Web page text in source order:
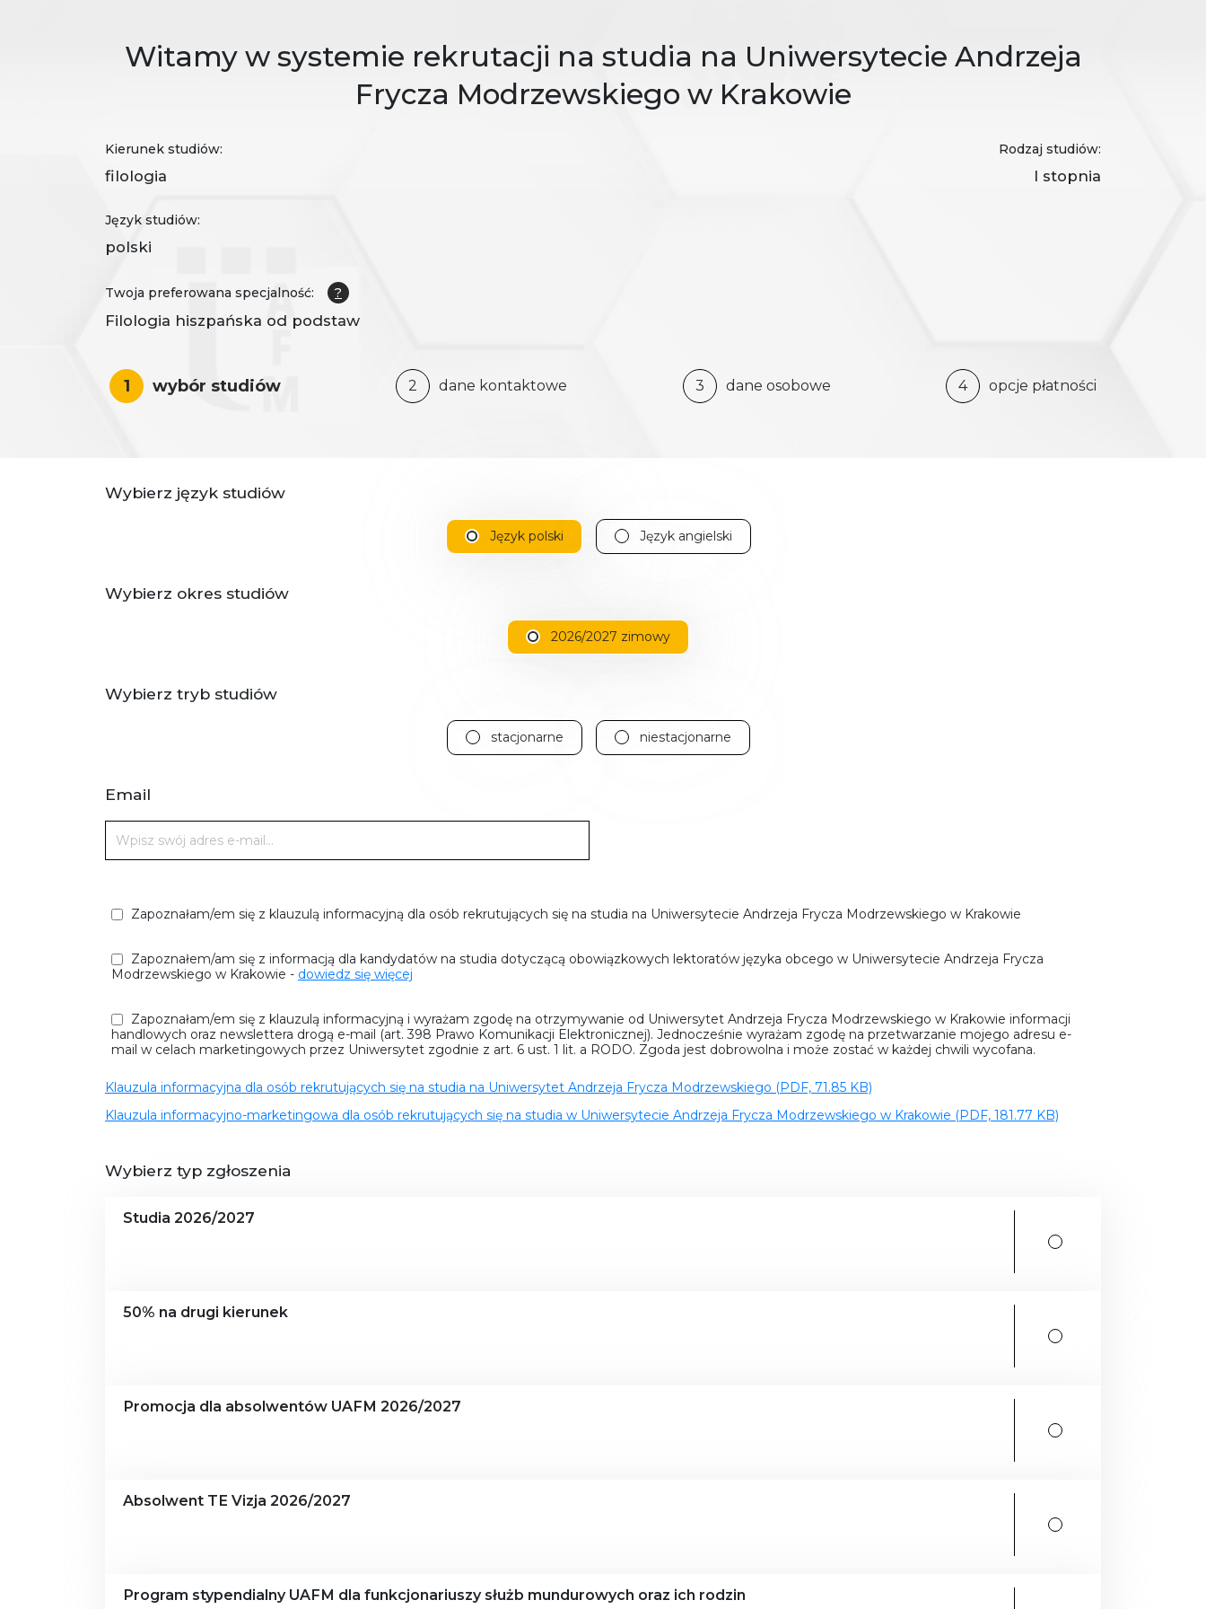
Witamy w systemie rekrutacji na studia na Uniwersytecie Andrzeja
Frycza Modrzewskiego w Krakowie
Kierunek studiów:
filologia
Rodzaj studiów:
I stopnia
Język studiów:
polski
Twoja preferowana specjalność: ?
Filologia hiszpańska od podstaw
1 wybór studiów 2 dane kontaktowe 3 dane osobowe 4 opcje płatności
Wybierz język studiów
Język polski Język angielski
Wybierz okres studiów
2026/2027 zimowy
Wybierz tryb studiów
stacjonarne niestacjonarne
Email
Zapoznałam/em się z klauzulą informacyjną dla osób rekrutujących się na studia na Uniwersytecie Andrzeja Frycza Modrzewskiego w Krakowie
Zapoznałem/am się z informacją dla kandydatów na studia dotyczącą obowiązkowych lektoratów języka obcego w Uniwersytecie Andrzeja Frycza
Modrzewskiego w Krakowie - dowiedz się więcej
Zapoznałam/em się z klauzulą informacyjną i wyrażam zgodę na otrzymywanie od Uniwersytet Andrzeja Frycza Modrzewskiego w Krakowie informacji
handlowych oraz newslettera drogą e-mail (art. 398 Prawo Komunikacji Elektronicznej). Jednocześnie wyrażam zgodę na przetwarzanie mojego adresu e-
mail w celach marketingowych przez Uniwersytet zgodnie z art. 6 ust. 1 lit. a RODO. Zgoda jest dobrowolna i może zostać w każdej chwili wycofana.
Klauzula informacyjna dla osób rekrutujących się na studia na Uniwersytet Andrzeja Frycza Modrzewskiego (PDF, 71.85 KB)
Klauzula informacyjno-marketingowa dla osób rekrutujących się na studia w Uniwersytecie Andrzeja Frycza Modrzewskiego w Krakowie (PDF, 181.77 KB)
Wybierz typ zgłoszenia
Studia 2026/2027
50% na drugi kierunek
Promocja dla absolwentów UAFM 2026/2027
Absolwent TE Vizja 2026/2027
Program stypendialny UAFM dla funkcjonariuszy służb mundurowych oraz ich rodzin